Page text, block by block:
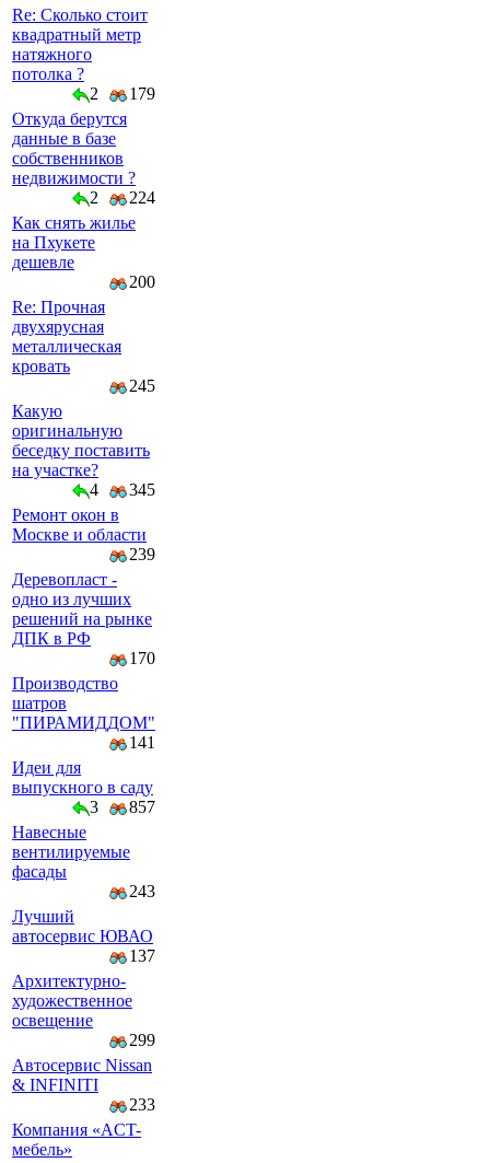
Re: Сколько стоит
квадратный метр
натяжного
потолка ?
2
179
Откуда берутся
данные в базе
собственников
недвижимости ?
2
224
Как снять жилье
на Пхукете
дешевле
200
Re: Прочная
двухярусная
металлическая
кровать
245
Какую
оригинальную
беседку поставить
на участке?
4
345
Ремонт окон в
Москве и области
239
Деревопласт -
одно из лучших
решений на рынке
ДПК в РФ
170
Производство
шатров
"ПИРАМИДДОМ"
141
Идеи для
выпускного в саду
3
857
Навесные
вентилируемые
фасады
243
Лучший
автосервис ЮВАО
137
Архитектурно-
художественное
освещение
299
Автосервис Nissan
& INFINITI
233
Компaния «AСT-
мeбeль»